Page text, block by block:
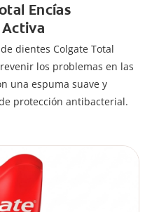
Encías
dientes Colgate Total
los problemas en las
una espuma suave y
protección antibacterial.